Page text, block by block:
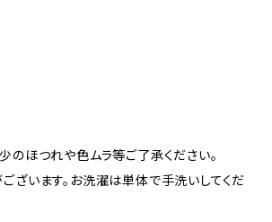
のほつれや色ムラ等ご了承ください。
ざいます。お洗濯は単体で手洗いしてくだ